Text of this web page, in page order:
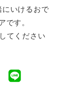
いけるおで
です。
てください